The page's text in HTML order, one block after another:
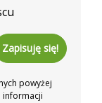
Zapisuję się!
powyżej
informacji